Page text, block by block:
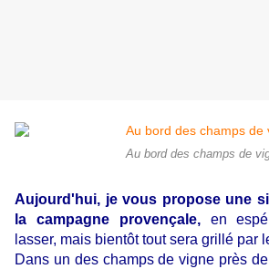
Au bord des champs de
Aujourd'hui, je vous propose une
la campagne provençale,en
lasser, mais bientôt tout sera grillé par
Dans un des champs de vigne près